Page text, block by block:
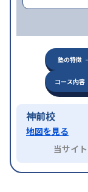
塾の特徴
コース内容
神前校
地図を見る
当サイ